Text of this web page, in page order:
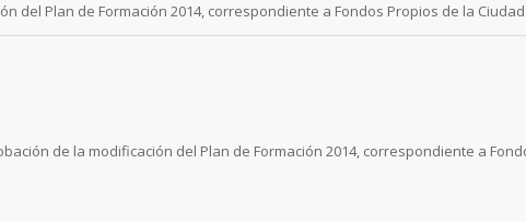
del Plan de Formación 2014, correspondiente a Fondos Propios de la
de la modificación del Plan de Formación 2014, correspondiente a